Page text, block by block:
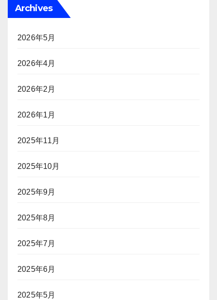
Archives
2026年5月
2026年4月
2026年2月
2026年1月
2025年11月
2025年10月
2025年9月
2025年8月
2025年7月
2025年6月
2025年5月